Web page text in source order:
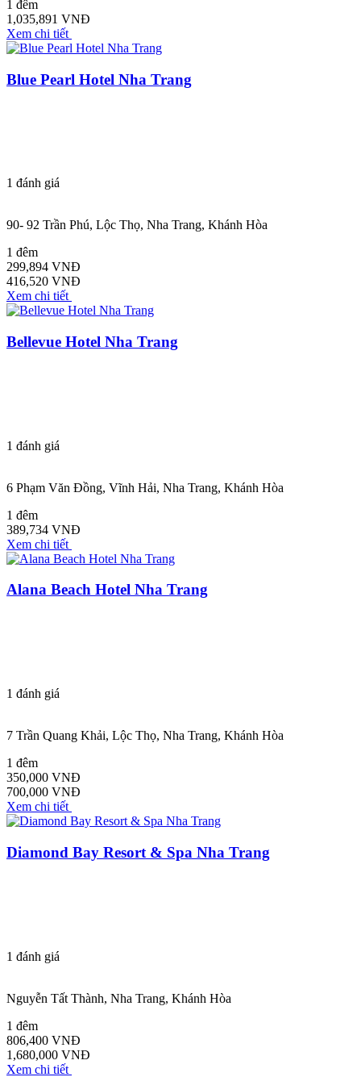
1 đêm
1,035,891 VNĐ
Xem chi tiết
Blue Pearl Hotel Nha Trang
1 đánh giá
90- 92 Trần Phú, Lộc Thọ, Nha Trang, Khánh Hòa
1 đêm
299,894 VNĐ
416,520 VNĐ
Xem chi tiết
Bellevue Hotel Nha Trang
1 đánh giá
6 Phạm Văn Đồng, Vĩnh Hải, Nha Trang, Khánh Hòa
1 đêm
389,734 VNĐ
Xem chi tiết
Alana Beach Hotel Nha Trang
1 đánh giá
7 Trần Quang Khải, Lộc Thọ, Nha Trang, Khánh Hòa
1 đêm
350,000 VNĐ
700,000 VNĐ
Xem chi tiết
Diamond Bay Resort & Spa Nha Trang
1 đánh giá
Nguyễn Tất Thành, Nha Trang, Khánh Hòa
1 đêm
806,400 VNĐ
1,680,000 VNĐ
Xem chi tiết